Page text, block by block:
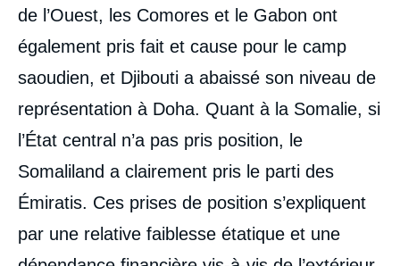
de l’Ouest, les Comores et le Gabon ont
également pris fait et cause pour le camp
saoudien, et Djibouti a abaissé son niveau de
représentation à Doha. Quant à la Somalie, si
l’État central n’a pas pris position, le
Somaliland a clairement pris le parti des
Émiratis. Ces prises de position s’expliquent
par une relative faiblesse étatique et une